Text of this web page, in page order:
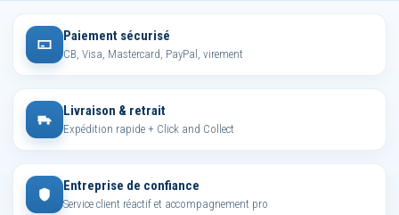
Paiement sécurisé
CB, Visa, Mastercard, PayPal, virement
Livraison & retrait
Expédition rapide + Click and Collect
Entreprise de confiance
Service client réactif et accompagnement pro